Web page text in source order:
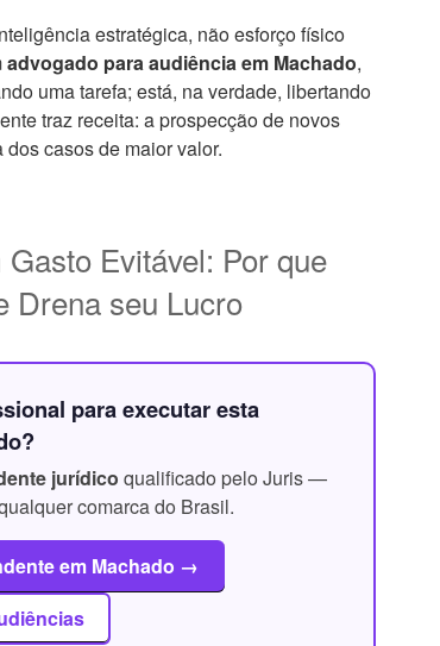
estratégica, não esforço físico
advogado para audiência em Machado,
uma tarefa; está, na verdade, libertando
traz receita: a prospecção de novos
casos de maior valor.
Evitável: Por que
Drena seu Lucro
para executar esta
jurídico qualificado pelo Juris —
comarca do Brasil.
em Machado →